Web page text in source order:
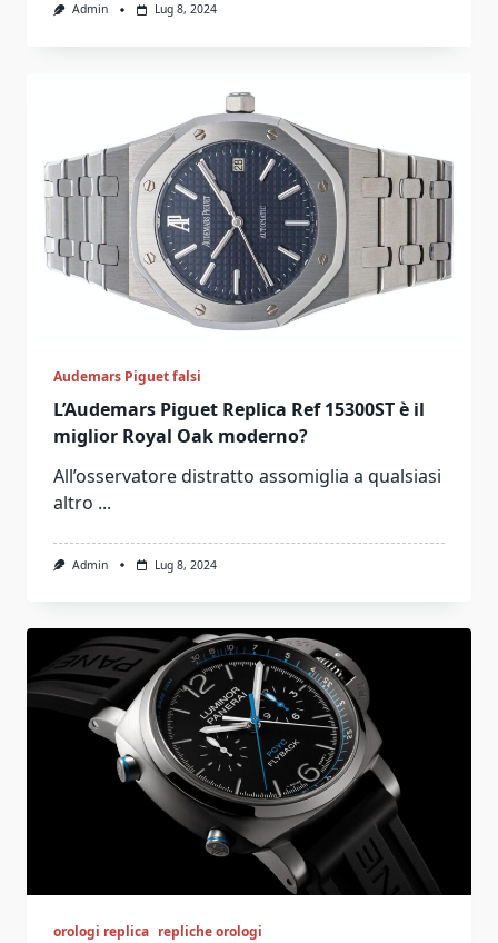
Admin Lug 8, 2024
Audemars Piguet falsi
L’Audemars Piguet Replica Ref 15300ST è il
miglior Royal Oak moderno?
All’osservatore distratto assomiglia a qualsiasi
altro ...
Admin Lug 8, 2024
orologi replica repliche orologi